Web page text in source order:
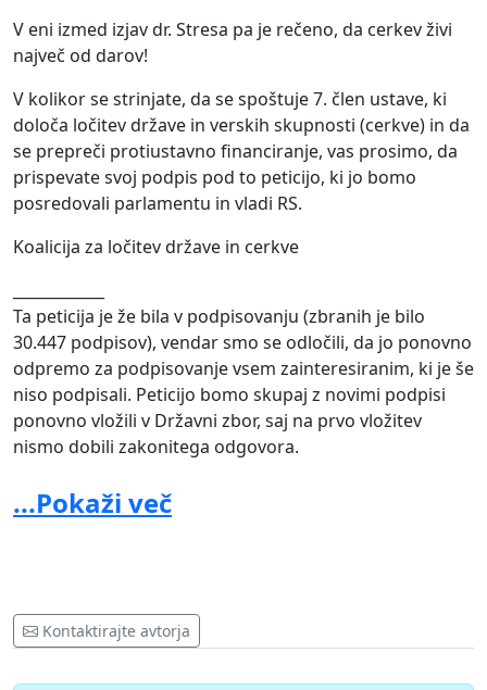
V eni izmed izjav dr. Stresa pa je rečeno, da cerkev živi
največ od darov!
V kolikor se strinjate, da se spoštuje 7. člen ustave, ki
določa ločitev države in verskih skupnosti (cerkve) in da
se prepreči protiustavno financiranje, vas prosimo, da
prispevate svoj podpis pod to peticijo, ki jo bomo
posredovali parlamentu in vladi RS.
Koalicija za ločitev države in cerkve
Ta peticija je že bila v podpisovanju (zbranih je bilo
30.447 podpisov), vendar smo se odločili, da jo ponovno
odpremo za podpisovanje vsem zainteresiranim, ki je še
niso podpisali. Peticijo bomo skupaj z novimi podpisi
ponovno vložili v Državni zbor, saj na prvo vložitev
nismo dobili zakonitega odgovora.
ali online), ne podpisujte še enkrat.
Podpise bomo zbirali kakšen mesec dni (od 12.10.2016
Koalicija za ločitev države in cerkve
...Pokaži več
Kontaktirajte avtorja